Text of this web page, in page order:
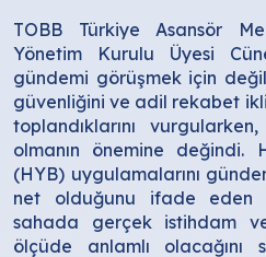
TOBB Türkiye Asansör
Yönetim Kurulu Üyesi
gündemi görüşmek için
güvenliğini ve adil rekabet
toplandıklarını
olmanın önemine değindi.
(HYB) uygulamalarını
net olduğunu ifade eden
sahada gerçek istihdam
ölçüde anlamlı olacağını